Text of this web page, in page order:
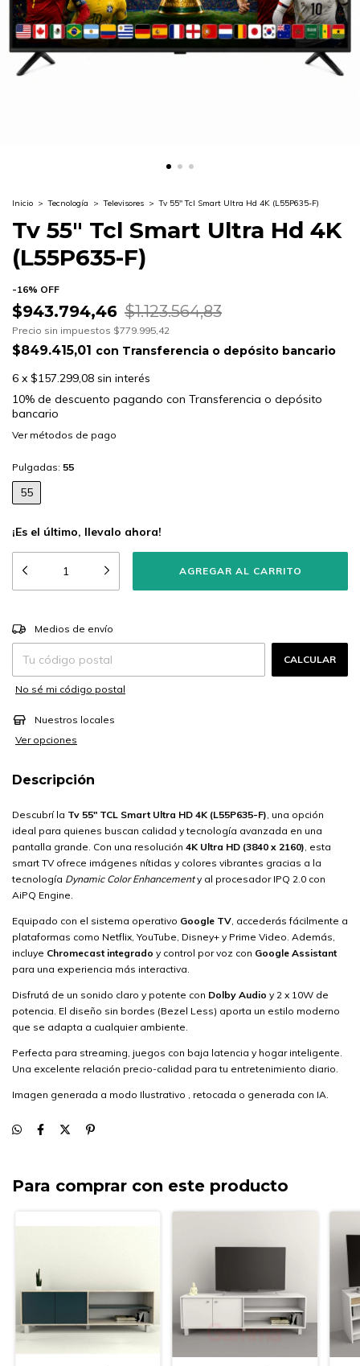
Inicio > Tecnología > Televisores > Tv 55" Tcl Smart Ultra Hd 4K (L55P635-F)
Tv 55" Tcl Smart Ultra Hd 4K
(L55P635-F)
-16% OFF
$943.794,46 $1.123.564,83
Precio sin impuestos $779.995,42
$849.415,01 con Transferencia o depósito bancario
6 x $157.299,08 sin interés
10% de descuento pagando con Transferencia o depósito
bancario
Ver más detalles
Pulgadas: 55
55
¡Es el último, llevalo ahora!
Entregas para el CP:
Medios de envío
CALCULAR
No sé mi código postal
Nuestros locales
Ver opciones
Descripción
Descubrí la Tv 55" TCL Smart Ultra HD 4K (L55P635-F), una opción
ideal para quienes buscan calidad y tecnología avanzada en una
pantalla grande. Con una resolución 4K Ultra HD (3840 x 2160), esta
smart TV ofrece imágenes nítidas y colores vibrantes gracias a la
tecnología Dynamic Color Enhancementy al procesador IPQ 2.0 con
AiPQ Engine.
Equipado con el sistema operativo Google TV, accederás fácilmente a
plataformas como Netflix, YouTube, Disney+ y Prime Video. Además,
incluye Chromecast integrado y control por voz con Google Assistant
para una experiencia más interactiva.
Disfrutá de un sonido claro y potente con Dolby Audio y 2 x 10W de
potencia. El diseño sin bordes (Bezel Less) aporta un estilo moderno
que se adapta a cualquier ambiente.
Perfecta para streaming, juegos con baja latencia y hogar inteligente.
Una excelente relación precio-calidad para tu entretenimiento diario.
Imagen generada a modo Ilustrativo , retocada o generada con IA.
Para comprar con este producto